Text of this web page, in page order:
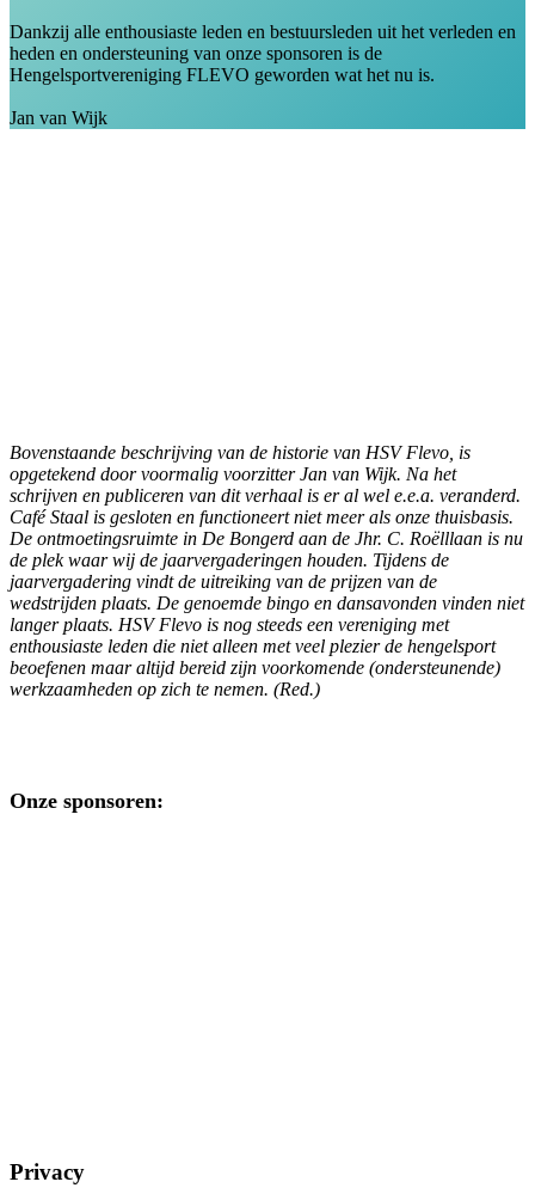
Dankzij alle enthousiaste leden en bestuursleden uit het verleden en
heden en ondersteuning van onze sponsoren is de
Hengelsportvereniging FLEVO geworden wat het nu is.
Jan van Wijk
Bovenstaande beschrijving van de historie van HSV Flevo, is
opgetekend door voormalig voorzitter Jan van Wijk. Na het
schrijven en publiceren van dit verhaal is er al wel e.e.a. veranderd.
Café Staal is gesloten en functioneert niet meer als onze thuisbasis.
De ontmoetingsruimte in De Bongerd aan de Jhr. C. Roëlllaan is nu
de plek waar wij de jaarvergaderingen houden. Tijdens de
jaarvergadering vindt de uitreiking van de prijzen van de
wedstrijden plaats. De genoemde bingo en dansavonden vinden niet
langer plaats. HSV Flevo is nog steeds een vereniging met
enthousiaste leden die niet alleen met veel plezier de hengelsport
beoefenen maar altijd bereid zijn voorkomende (ondersteunende)
werkzaamheden op zich te nemen. (Red.)
Onze sponsoren:
Privacy